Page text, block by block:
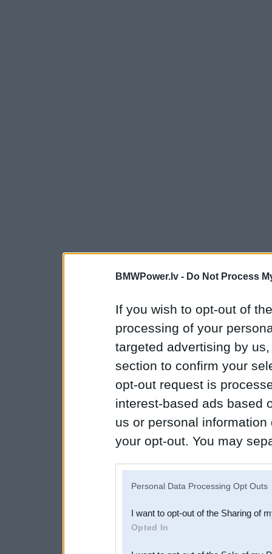
BMWPower.lv - Do Not Process
If you wish to opt-out of
processing of your
targeted advertising by
section to confirm your
opt-out request is
interest-based ads based
us or personal
your opt-out. You may
Downstream Participants
third parties.
Personal Data Processing Opt Outs
I want to opt-out of the Sharing of
Opted In